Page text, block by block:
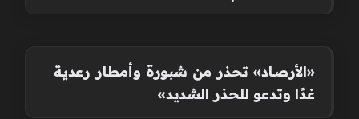
«الأرصاد» تحذر من شبورة وأمطار رعدية
غدًا وتدعو للحذر الشديد»